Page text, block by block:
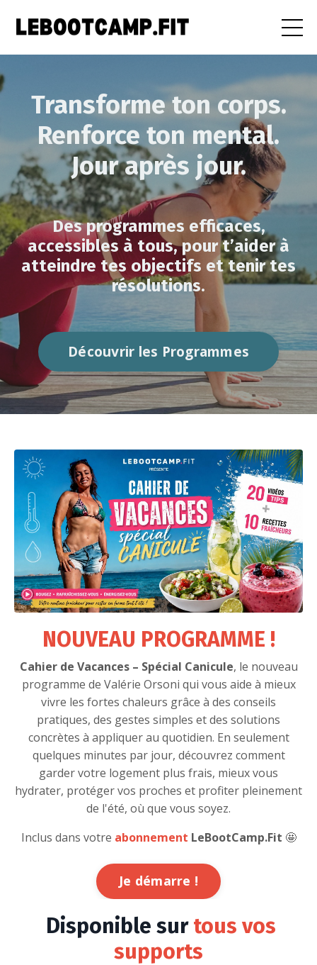
Transforme ton corps.
Renforce ton mental.
Jour après jour.
Des programmes efficaces,
accessibles à tous, pour t’aider à
atteindre tes objectifs et tenir tes
résolutions.
Découvrir les Programmes
NOUVEAU PROGRAMME !
Cahier de Vacances – Spécial Canicule, le nouveau
programme de Valérie Orsoni qui vous aide à mieux
vivre les fortes chaleurs grâce à des conseils
pratiques, des gestes simples et des solutions
concrètes à appliquer au quotidien. En seulement
quelques minutes par jour, découvrez comment
garder votre logement plus frais, mieux vous
hydrater, protéger vos proches et profiter pleinement
de l'été, où que vous soyez.
Inclus dans votre abonnement LeBootCamp.Fit 🤩
Je démarre !
Disponible surtous vos
supports